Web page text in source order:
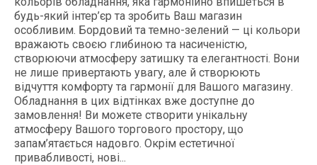
будь-який інтер’єр та зробить Ваш магазин
особливим. Бордовий та темно-зелений — ці кольори
вражають своєю глибиною та насиченістю,
створюючи атмосферу затишку та елегантності. Вони
не лише привертають увагу, але й створюють
відчуття комфорту та гармонії для Вашого магазину.
Обладнання в цих відтінках вже доступне до
замовлення! Ви можете створити унікальну
атмосферу Вашого торгового простору, що
запам’ятається надовго. Окрім естетичної
привабливості, нові...